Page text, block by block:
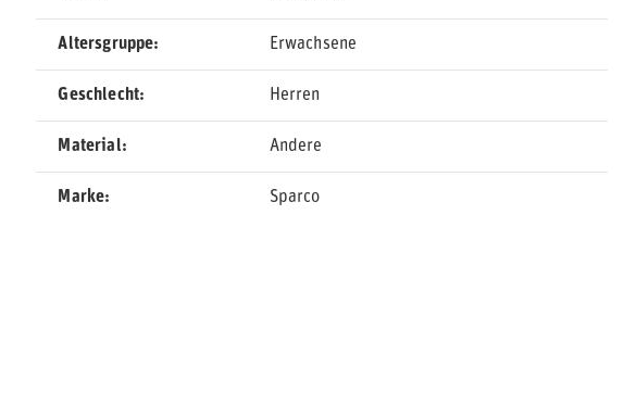
Altersgruppe Erwachsene
Geschlecht Herren
Material Andere
Marke Sparco